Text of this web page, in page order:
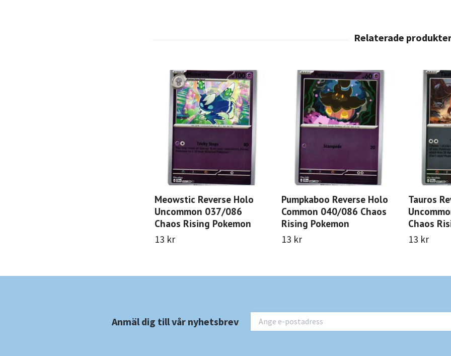
Meowstic Reverse Holo
Uncommon 037/086
Chaos Rising Pokemon
13 kr
Pumpkaboo Reverse Holo
Common 040/086 Chaos
Rising Pokemon
13 kr
Tauros
Chaos
13 kr
Anmäl dig till vår nyhetsbrev